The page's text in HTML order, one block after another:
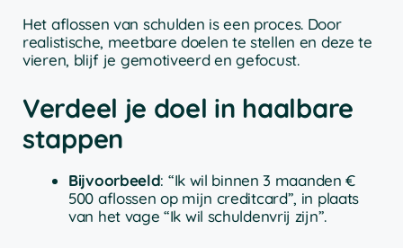
Het aflossen van schulden is een proces. Door
realistische, meetbare doelen te stellen en deze te
vieren, blijf je gemotiveerd en gefocust.
Verdeel je doel in haalbare
stappen
Bijvoorbeeld: “Ik wil binnen 3 maanden €
500 aflossen op mijn creditcard”, in plaats
van het vage “Ik wil schuldenvrij zijn”.